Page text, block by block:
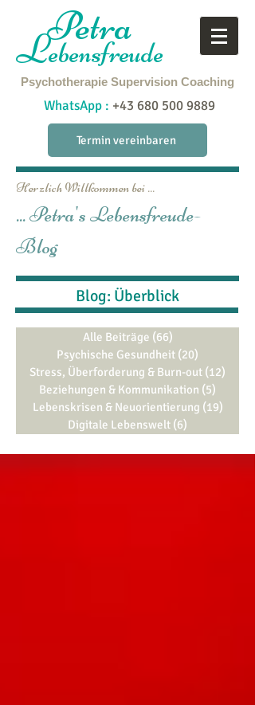
Petra
Lebensfreude
Psychotherapie Supervision Coaching
WhatsApp : +43 680 500 9889
Termin vereinbaren
Herzlich Willkommen bei ...
... Petra's Lebensfreude-
Blog
Blog: Überblick
Alle Beiträge (66)
Psychische Gesundheit (20)
Stress, Überforderung & Burn-out (12)
Beziehungen & Kommunikation (5)
Lebenskrisen & Neuorientierung (19)
Digitale Lebenswelt (6)